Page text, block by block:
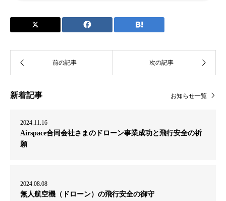
新着記事 お知らせ一覧
2024.11.16
Airspace合同会社さまのドローン事業成功と飛行安全の祈
願
2024.08.08
無人航空機（ドローン）の飛行安全の御守